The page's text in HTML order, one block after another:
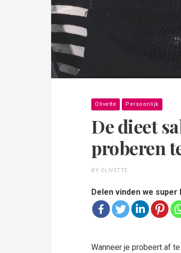
Olivette Persoonlijk
De dieet
proberen
BY OLIVETTE
Delen vinden we super
Wanneer je probeert af